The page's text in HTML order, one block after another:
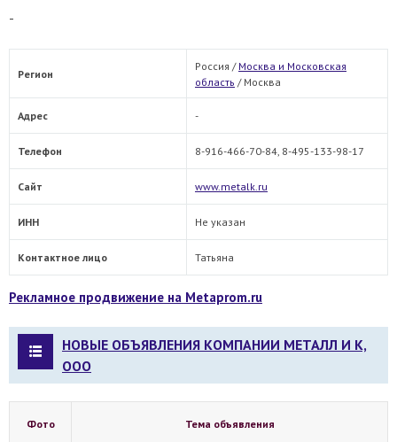
-
Регион
Россия / Москва и Московская
область / Москва
Адрес -
Телефон 8-916-466-70-84, 8-495-133-98-17
Сайт www.metalk.ru
ИНН Не указан
Контактное лицо Татьяна
Рекламное продвижение на Metaprom.ru
НОВЫЕ ОБЪЯВЛЕНИЯ КОМПАНИИ МЕТАЛЛ И К,
ООО
Фото Тема объявления